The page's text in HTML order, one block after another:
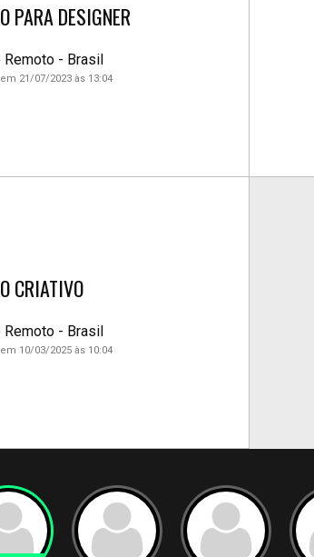
PARA DESIGNER
Remoto - Brasil
21/07/2023 às 13:04
CRIATIVO
Remoto - Brasil
10/03/2025 às 10:04